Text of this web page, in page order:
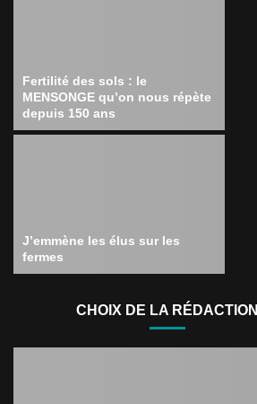
Fertilité des sols : le
MENSONGE qu’on nous répète
depuis 150 ans
J’emmène les élus sur les
fermes
CHOIX DE LA RÉDACTION